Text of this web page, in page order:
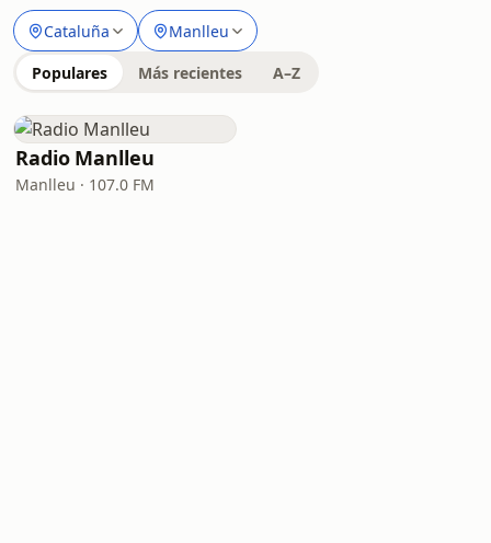
Cataluña Manlleu
Populares Más recientes A–Z
Radio Manlleu
Manlleu · 107.0 FM